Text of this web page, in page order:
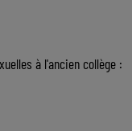
à l'ancien collège :